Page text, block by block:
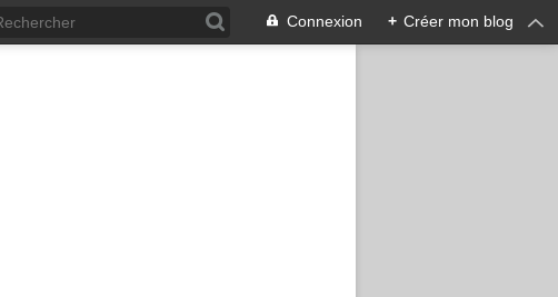
Connexion + Créer mon blog